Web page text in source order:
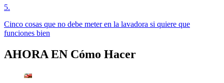
5.
Cinco cosas que no debe meter en la lavadora si quiere que
funciones bien
AHORA EN Cómo Hacer